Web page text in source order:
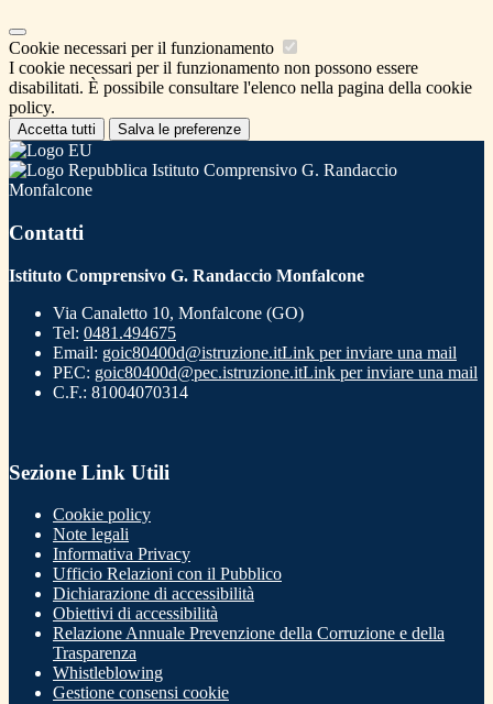
Cookie necessari per il funzionamento
I cookie necessari per il funzionamento non possono essere
disabilitati. È possibile consultare l'elenco nella pagina della cookie
policy.
Accetta tutti Salva le preferenze
Istituto Comprensivo G. Randaccio
Monfalcone
Contatti
Istituto Comprensivo G. Randaccio Monfalcone
Via Canaletto 10, Monfalcone (GO)
Tel: 0481.494675
Email: goic80400d@istruzione.itLink per inviare una mail
PEC: goic80400d@pec.istruzione.itLink per inviare una mail
C.F.: 81004070314
Sezione Link Utili
Cookie policy
Note legali
Informativa Privacy
Ufficio Relazioni con il Pubblico
Dichiarazione di accessibilità
Obiettivi di accessibilità
Relazione Annuale Prevenzione della Corruzione e della
Trasparenza
Whistleblowing
Gestione consensi cookie